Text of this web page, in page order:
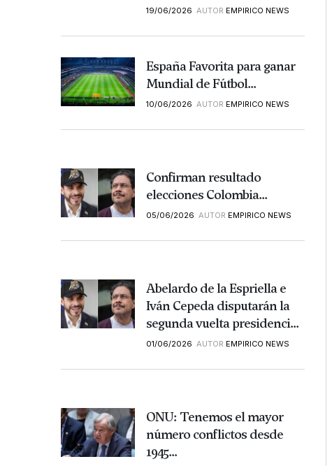
19/06/2026 AUTOR EMPIRICO NEWS
España Favorita para ganar
Mundial de Fútbol...
10/06/2026 AUTOR EMPIRICO NEWS
Confirman resultado
elecciones Colombia...
05/06/2026 AUTOR EMPIRICO NEWS
Abelardo de la Espriella e
Iván Cepeda disputarán la
segunda vuelta presidenci...
01/06/2026 AUTOR EMPIRICO NEWS
ONU: Tenemos el mayor
número conflictos desde
1945...